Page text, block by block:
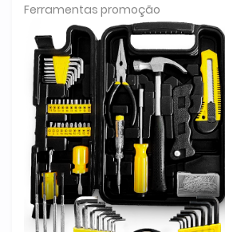
Ferramentas promoção